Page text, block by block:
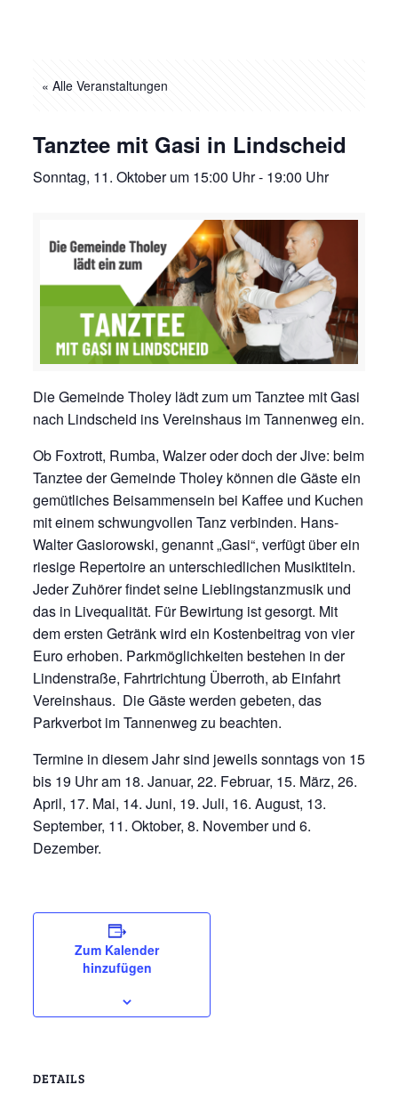
« Alle Veranstaltungen
Tanztee mit Gasi in Lindscheid
Sonntag, 11. Oktober um 15:00 Uhr- 19:00 Uhr
Die Gemeinde Tholey lädt zum um Tanztee mit Gasi
nach Lindscheid ins Vereinshaus im Tannenweg ein.
Ob Foxtrott, Rumba, Walzer oder doch der Jive: beim
Tanztee der Gemeinde Tholey können die Gäste ein
gemütliches Beisammensein bei Kaffee und Kuchen
mit einem schwungvollen Tanz verbinden. Hans-
Walter Gasiorowski, genannt „Gasi“, verfügt über ein
riesige Repertoire an unterschiedlichen Musiktiteln.
Jeder Zuhörer findet seine Lieblingstanzmusik und
das in Livequalität. Für Bewirtung ist gesorgt. Mit
dem ersten Getränk wird ein Kostenbeitrag von vier
Euro erhoben. Parkmöglichkeiten bestehen in der
Lindenstraße, Fahrtrichtung Überroth, ab Einfahrt
Vereinshaus. Die Gäste werden gebeten, das
Parkverbot im Tannenweg zu beachten.
Termine in diesem Jahr sind jeweils sonntags von 15
bis 19 Uhr am 18. Januar, 22. Februar, 15. März, 26.
April, 17. Mai, 14. Juni, 19. Juli, 16. August, 13.
September, 11. Oktober, 8. November und 6.
Dezember.
Zum Kalender
hinzufügen
DETAILS